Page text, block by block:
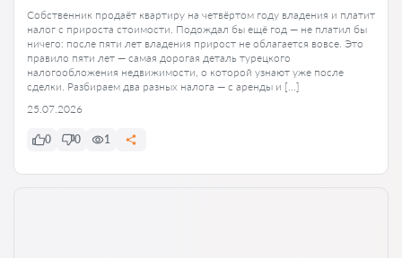
Собственник продаёт квартиру на четвёртом году владения и платит
налог с прироста стоимости. Подождал бы ещё год — не платил бы
ничего: после пяти лет владения прирост не облагается вовсе. Это
правило пяти лет — самая дорогая деталь турецкого
налогообложения недвижимости, о которой узнают уже после
сделки. Разбираем два разных налога — с аренды и […]
25.07.2026
0 0 1